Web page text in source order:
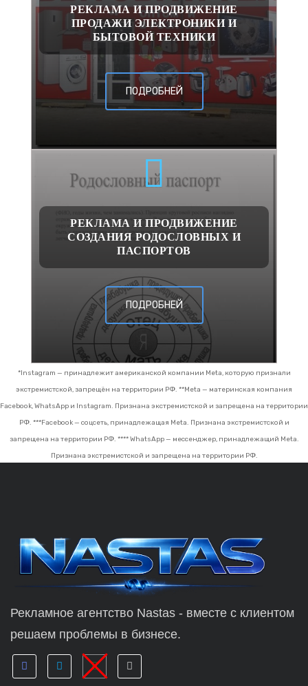
РЕКЛАМА И ПРОДВИЖЕНИЕ
ПРОДАЖИ ЭЛЕКТРОНИКИ И
БЫТОВОЙ ТЕХНИКИ
ПОДРОБНЕЙ
РЕКЛАМА И ПРОДВИЖЕНИЕ
СОЗДАНИЯ РОДОСЛОВНЫХ И
ПАСПОРТОВ
ПОДРОБНЕЙ
*Instagram — принадлежит американской компании Meta, которую признали
экстремистской, запрещён на территории РФ. **Meta — материнская компания
Facebook, WhatsApp и Instagram. Признана экстремистской и запрещена на территории
РФ. ***Facebook — соцсеть, принадлежащая Meta. Признана экстремистской и
запрещена на территории РФ. **** WhatsApp — мессенджер, принадлежащий Meta.
Признана экстремистской и запрещена на территории РФ.
Рекламное агентство Nastas - вместе с клиентом
решаем проблемы в бизнесе.